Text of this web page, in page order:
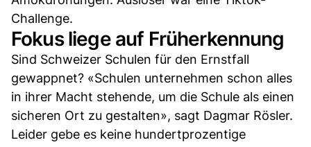
Challenge.
Fokus liege auf Früherkennung
Sind Schweizer Schulen für den Ernstfall
gewappnet? «Schulen unternehmen schon alles
in ihrer Macht stehende, um die Schule als einen
sicheren Ort zu gestalten», sagt Dagmar Rösler.
Leider gebe es keine hundertprozentige